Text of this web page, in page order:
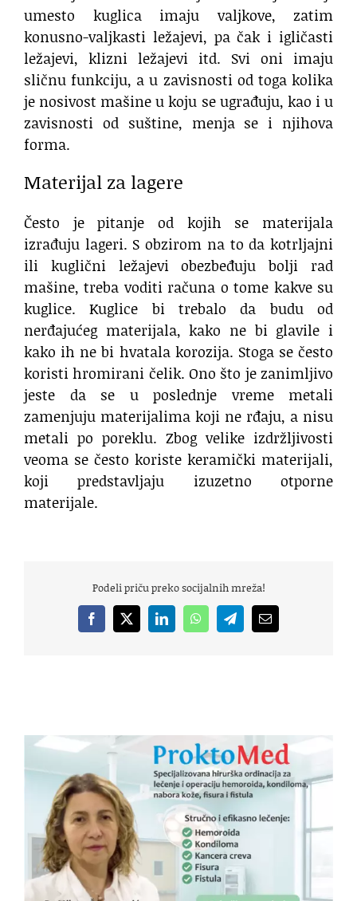
umesto kuglica imaju valjkove, zatim
konusno-valjkasti ležajevi, pa čak i igličasti
ležajevi, klizni ležajevi itd. Svi oni imaju
sličnu funkciju, a u zavisnosti od toga kolika
je nosivost mašine u koju se ugrađuju, kao i u
zavisnosti od suštine, menja se i njihova
forma.
Materijal za lagere
Često je pitanje od kojih se materijala
izrađuju lageri. S obzirom na to da kotrljajni
ili kuglični ležajevi obezbeđuju bolji rad
mašine, treba voditi računa o tome kakve su
kuglice. Kuglice bi trebalo da budu od
nerđajućeg materijala, kako ne bi glavile i
kako ih ne bi hvatala korozija. Stoga se često
koristi hromirani čelik. Ono što je zanimljivo
jeste da se u poslednje vreme metali
zamenjuju materijalima koji ne rđaju, a nisu
metali po poreklu. Zbog velike izdržljivosti
veoma se često koriste keramički materijali,
koji predstavljaju izuzetno otporne
materijale.
Podeli priču preko socijalnih mreža!
Facebook
X LinkedInWhatsAppTelegramEmail